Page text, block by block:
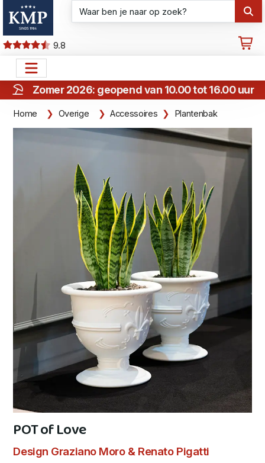
9.8
Zomer 2026: geopend van 10.00 tot 16.00 uur
Home Overige Accessoires Plantenbak
POT of Love
Design Graziano Moro & Renato Pigatti